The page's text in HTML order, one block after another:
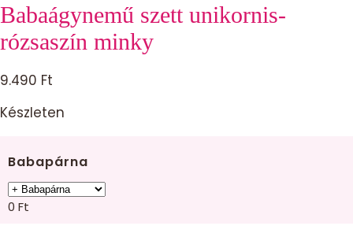
Babaágynemű szett unikornis-
rózsaszín minky
9.490 Ft
Készleten
Babapárna
0 Ft